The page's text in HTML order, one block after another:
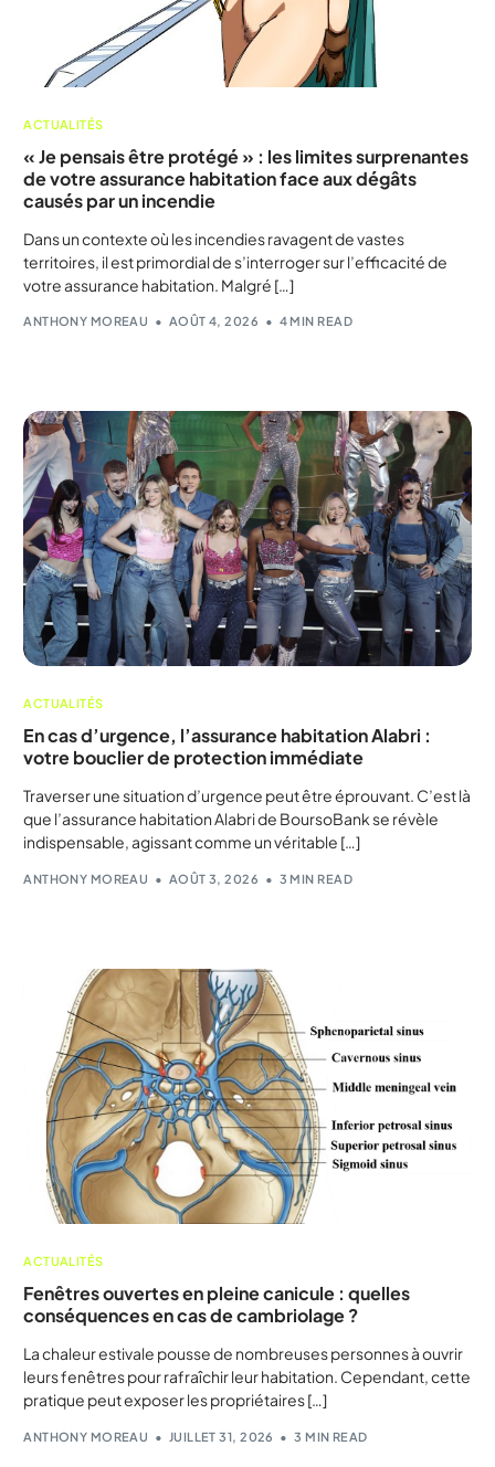
ACTUALITÉS
« Je pensais être protégé » : les limites surprenantes
de votre assurance habitation face aux dégâts
causés par un incendie
Dans un contexte où les incendies ravagent de vastes
territoires, il est primordial de s’interroger sur l’efficacité de
votre assurance habitation. Malgré […]
ANTHONY MOREAU AOÛT 4, 2026 4 MIN READ
ACTUALITÉS
En cas d’urgence, l’assurance habitation Alabri :
votre bouclier de protection immédiate
Traverser une situation d’urgence peut être éprouvant. C’est là
que l’assurance habitation Alabri de BoursoBank se révèle
indispensable, agissant comme un véritable […]
ANTHONY MOREAU AOÛT 3, 2026 3 MIN READ
ACTUALITÉS
Fenêtres ouvertes en pleine canicule : quelles
conséquences en cas de cambriolage ?
La chaleur estivale pousse de nombreuses personnes à ouvrir
leurs fenêtres pour rafraîchir leur habitation. Cependant, cette
pratique peut exposer les propriétaires […]
ANTHONY MOREAU JUILLET 31, 2026 3 MIN READ